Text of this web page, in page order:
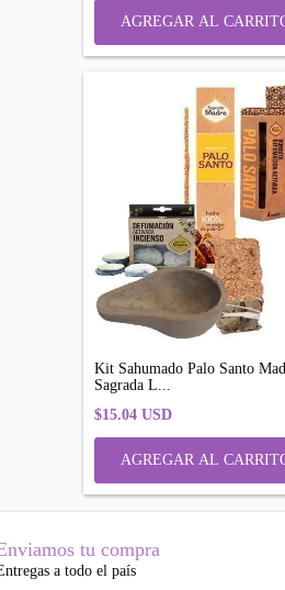
Kit Sahumado Palo Santo
Sagrada L...
$15.04 USD
tu compra
a todo el país